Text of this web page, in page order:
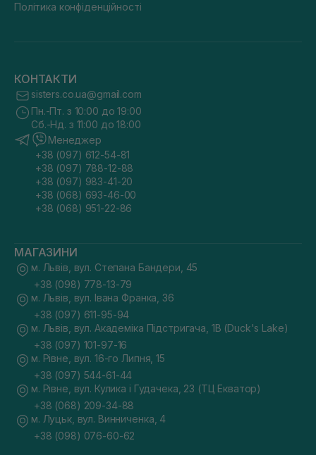
Політика конфіденційності
КОНТАКТИ
sisters.co.ua@gmail.com
Пн.-Пт. з 10:00 до 19:00
Сб.-Нд. з 11:00 до 18:00
Менеджер
+38 (097) 612-54-81
+38 (097) 788-12-88
+38 (097) 983-41-20
+38 (068) 693-46-00
+38 (068) 951-22-86
МАГАЗИНИ
м. Львів, вул. Степана Бандери, 45
+38 (098) 778-13-79
м. Львів, вул. Івана Франка, 36
+38 (097) 611-95-94
м. Львів, вул. Академіка Підстригача, 1В (Duck's Lake)
+38 (097) 101-97-16
м. Рівне, вул. 16-го Липня, 15
+38 (097) 544-61-44
м. Рівне, вул. Кулика і Гудачека, 23 (ТЦ Екватор)
+38 (068) 209-34-88
м. Луцьк, вул. Винниченка, 4
+38 (098) 076-60-62